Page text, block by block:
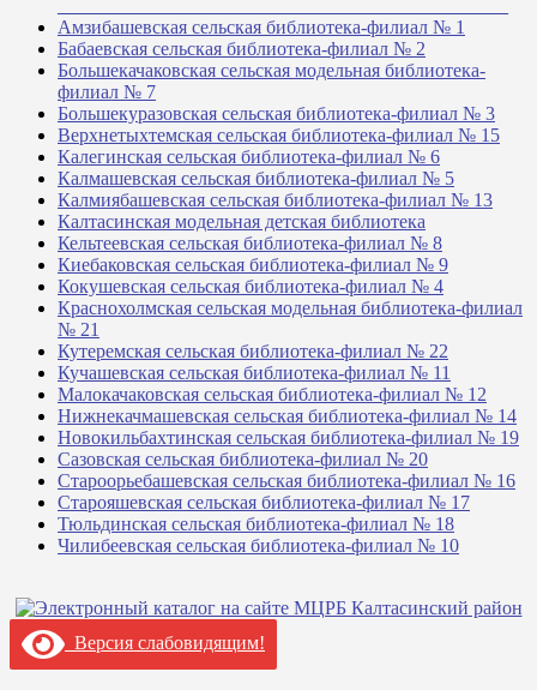
Амзибашевская сельская библиотека-филиал № 1
Бабаевская сельская библиотека-филиал № 2
Большекачаковская сельская модельная библиотека-
филиал № 7
Большекуразовская сельская библиотека-филиал № 3
Верхнетыхтемская сельская библиотека-филиал № 15
Калегинская сельская библиотека-филиал № 6
Калмашевская сельская библиотека-филиал № 5
Калмиябашевская сельская библиотека-филиал № 13
Калтасинская модельная детская библиотека
Кельтеевская сельская библиотека-филиал № 8
Киебаковская сельская библиотека-филиал № 9
Кокушевская сельская библиотека-филиал № 4
Краснохолмская сельская модельная библиотека-филиал
№ 21
Кутеремская сельская библиотека-филиал № 22
Кучашевская сельская библиотека-филиал № 11
Малокачаковская сельская библиотека-филиал № 12
Нижнекачмашевская сельская библиотека-филиал № 14
Новокильбахтинская сельская библиотека-филиал № 19
Сазовская сельская библиотека-филиал № 20
Староорьебашевская сельская библиотека-филиал № 16
Старояшевская сельская библиотека-филиал № 17
Тюльдинская сельская библиотека-филиал № 18
Чилибеевская сельская библиотека-филиал № 10
Версия слабовидящим!